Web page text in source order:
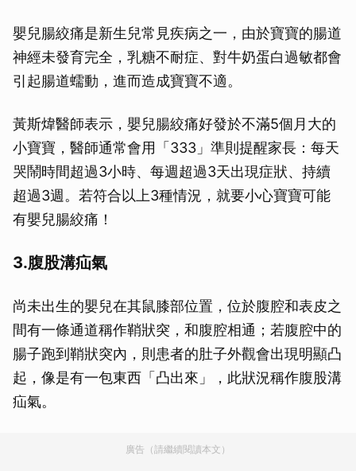
嬰兒腸絞痛是新生兒常見疾病之一，由於寶寶的腸道
神經未發育完全，乳糖不耐症、對牛奶蛋白過敏都會
引起腸道蠕動，進而造成寶寶不適。
黃斯煒醫師表示，嬰兒腸絞痛好發於不滿5個月大的
小寶寶，醫師通常會用「333」準則提醒家長：每天
哭鬧時間超過3小時、每週超過3天出現症狀、持續
超過3週。若符合以上3種情況，就要小心寶寶可能
有嬰兒腸絞痛！
3.腹股溝疝氣
尚未出生的嬰兒在其鼠膝部位置，位於腹腔和表皮之
間有一條通道稱作鞘狀突，和腹腔相通；若腹腔中的
腸子跑到鞘狀突內，則患者的肚子外觀會出現明顯凸
起，像是有一包東西「凸出來」，此狀況稱作腹股溝
疝氣。
廣告（請繼續閱讀本文）